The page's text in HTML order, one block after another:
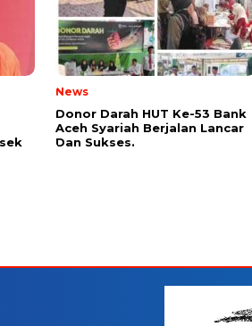
News
Donor Darah HUT Ke-53 Bank
Aceh Syariah Berjalan Lancar
Dan Sukses.